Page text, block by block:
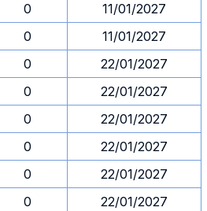
0
11/01/2027
0
11/01/2027
0
22/01/2027
0
22/01/2027
0
22/01/2027
0
22/01/2027
0
22/01/2027
0
22/01/2027